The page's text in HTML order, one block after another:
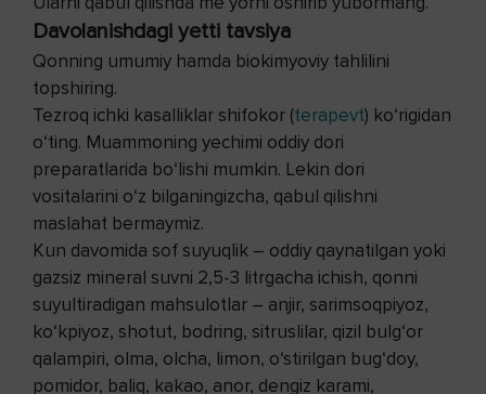
Davolanishdagi yetti tavsiya
Qonning umumiy hamda biokimyoviy tahlilini
topshiring.
Tezroq ichki kasalliklar shifokor (terapevt) ko‘rigidan
o‘ting. Muammoning yechimi oddiy dori
preparatlarida bo‘lishi mumkin. Lekin dori
vositalarini o‘z bilganingizcha, qabul qilishni
maslahat bermaymiz.
Kun davomida sof suyuqlik – oddiy qaynatilgan yoki
gazsiz mineral suvni 2,5-3 litrgacha ichish, qonni
suyultiradigan mahsulotlar – anjir, sarimsoqpiyoz,
ko‘kpiyoz, shotut, bodring, sitruslilar, qizil bulg‘or
qalampiri, olma, olcha, limon, o‘stirilgan bug‘doy,
pomidor, baliq, kakao, anor, dengiz karami,